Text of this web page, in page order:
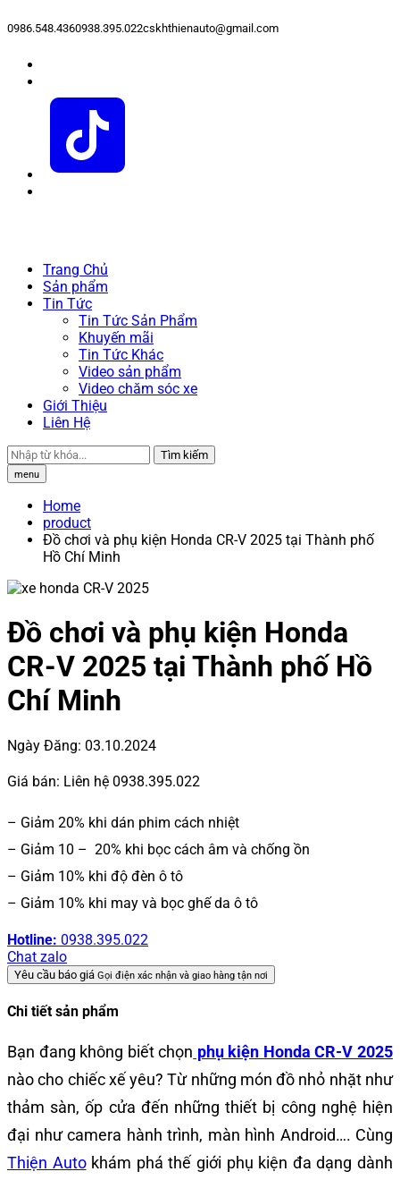
0986.548.4360938.395.022cskhthienauto@gmail.com
Trang Chủ
Sản phẩm
Tin Tức
Tin Tức Sản Phẩm
Khuyến mãi
Tin Tức Khác
Video sản phẩm
Video chăm sóc xe
Giới Thiệu
Liên Hệ
Tìm kiếm
menu
Home
product
Đồ chơi và phụ kiện Honda CR-V 2025 tại Thành phố
Hồ Chí Minh
Đồ chơi và phụ kiện Honda
CR-V 2025 tại Thành phố Hồ
Chí Minh
Ngày Đăng: 03.10.2024
Giá bán: Liên hệ 0938.395.022
– Giảm 20% khi dán phim cách nhiệt
– Giảm 10 – 20% khi bọc cách âm và chống ồn
– Giảm 10% khi độ đèn ô tô
– Giảm 10% khi may và bọc ghế da ô tô
Hotline: 0938.395.022
Chat zalo
Yêu cầu báo giá Gọi điện xác nhận và giao hàng tận nơi
Chi tiết sản phẩm
Bạn đang không biết chọn phụ kiện Honda CR-V 2025
nào cho chiếc xế yêu? Từ những món đồ nhỏ nhặt như
thảm sàn, ốp cửa đến những thiết bị công nghệ hiện
đại như camera hành trình, màn hình Android…. Cùng
Thiện Autokhám phá thế giới phụ kiện đa dạng dành